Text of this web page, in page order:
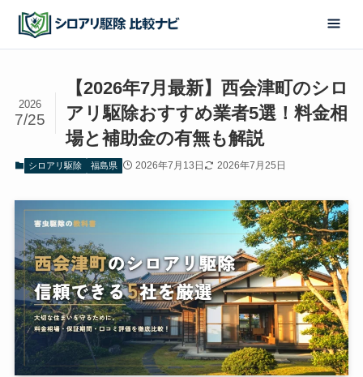
【2026年7月最新】西会津町のシロ
アリ駆除おすすめ業者5選！料金相
場と補助金の有無も解説
2026
7/25
シロアリ駆除 福島県 2026年7月13日 2026年7月25日